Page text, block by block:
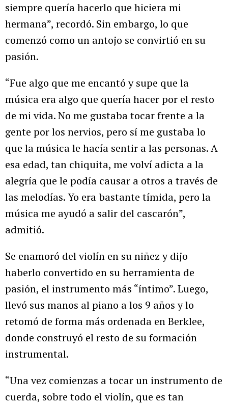
siempre quería hacerlo que hiciera mi
hermana”, recordó. Sin embargo, lo que
comenzó como un antojo se convirtió en su
pasión.
“Fue algo que me encantó y supe que la
música era algo que quería hacer por el resto
de mi vida. No me gustaba tocar frente a la
gente por los nervios, pero sí me gustaba lo
que la música le hacía sentir a las personas. A
esa edad, tan chiquita, me volví adicta a la
alegría que le podía causar a otros a través de
las melodías. Yo era bastante tímida, pero la
música me ayudó a salir del cascarón”,
admitió.
Se enamoró del violín en su niñez y dijo
haberlo convertido en su herramienta de
pasión, el instrumento más “íntimo”. Luego,
llevó sus manos al piano a los 9 años y lo
retomó de forma más ordenada en Berklee,
donde construyó el resto de su formación
instrumental.
“Una vez comienzas a tocar un instrumento de
cuerda, sobre todo el violín, que es tan